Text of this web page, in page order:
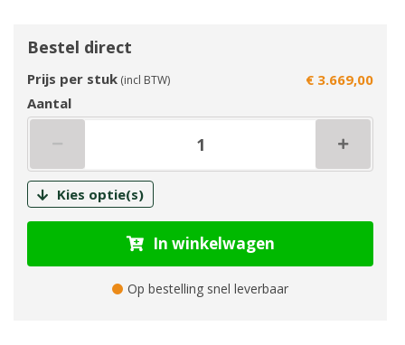
Bestel direct
Prijs per stuk (incl BTW)
€ 3.669,00
Aantal
Kies optie(s)
In winkelwagen
Op bestelling snel leverbaar